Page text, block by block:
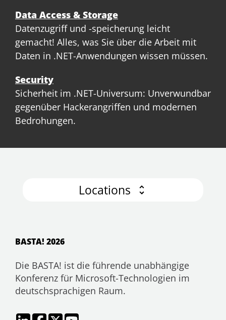
Data Access & Storage
Datenzugriff und -speicherung leicht
gemacht! Alles, was Sie über die Arbeit mit
Daten in .NET-Anwendungen wissen müssen.
Security
Sicherheit im .NET-Universum: Unverwundbar
gegenüber Hackerangriffen und modernen
Bedrohungen.
Locations
BASTA! 2026
Die BASTA! ist die führende unabhängige
Konferenz für Microsoft-Technologien im
deutschsprachigen Raum.